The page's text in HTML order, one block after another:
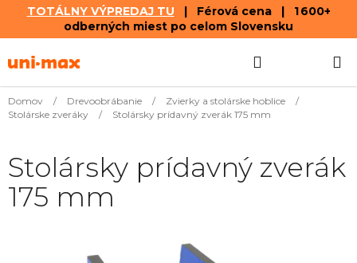
TOTÁLNY VÝPREDAJ TU | Férová cena | 1 600+
odberných miest po celom Slovensku
na
KOŠÍK
Domov / Drevoobrábanie / Zvierky a stolárske hoblice
/
Stolárske zveráky
/ Stolársky prídavný zverák 175 mm
Stolársky prídavný zverák
175 mm